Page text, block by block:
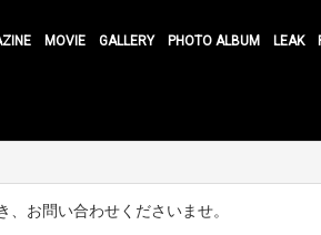
MOVIE GALLERY PHOTO ALBUM LEAK
お問い合わせくださいませ。